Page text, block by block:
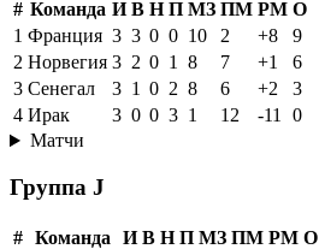
# Команда И В Н П МЗ ПМ РМ О
1 Франция 3 3 0 0 10 2 +8
9
2 Норвегия 3 2 0 1 8 7 +1
6
3 Сенегал 3 1 0 2 8 6 +2
3
4 Ирак 3 0 0 3 1 12 -11
0
Матчи
Группа J
# Команда И В Н П МЗ ПМ РМ О